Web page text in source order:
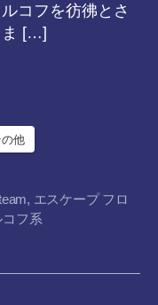
コフを彷彿とさ
ま […]
他
, エスケープ フロ
コフ系